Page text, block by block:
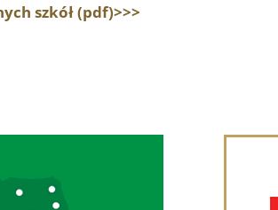
szkół (pdf)>>>